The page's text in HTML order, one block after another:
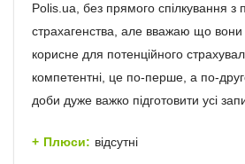
Polis.ua, без прямого спілкування з
страхагенства, але вважаю що
корисне для потенційного
компетентні, це по-перше, а по-
доби дуже важко підготовити усі
Плюси: відсутні